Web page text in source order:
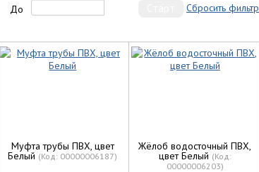
До Сбросить фильтр
Муфта трубы ПВХ, цвет
Белый (Код: 00000006187)
Жёлоб водосточный ПВХ,
цвет Белый (Код:
00000006203)